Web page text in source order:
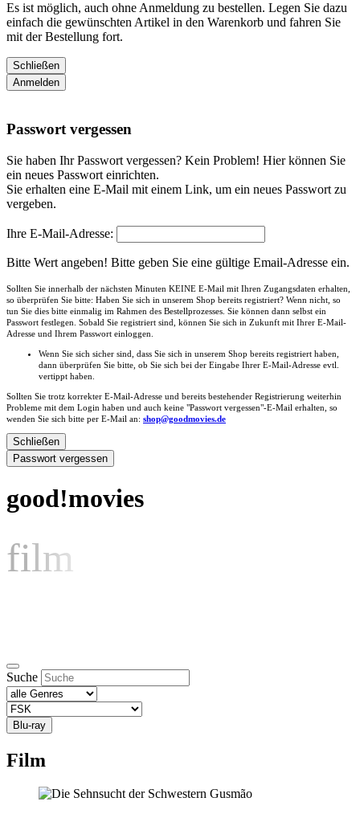
Es ist möglich, auch ohne Anmeldung zu bestellen. Legen Sie dazu
einfach die gewünschten Artikel in den Warenkorb und fahren Sie
mit der Bestellung fort.
Schließen
Anmelden
Passwort vergessen
Sie haben Ihr Passwort vergessen? Kein Problem! Hier können Sie
ein neues Passwort einrichten.
Sie erhalten eine E-Mail mit einem Link, um ein neues Passwort zu
vergeben.
Ihre E-Mail-Adresse:
Bitte Wert angeben! Bitte geben Sie eine gültige Email-Adresse ein.
Sollten Sie innerhalb der nächsten Minuten KEINE E-Mail mit Ihren Zugangsdaten erhalten,
so überprüfen Sie bitte: Haben Sie sich in unserem Shop bereits registriert? Wenn nicht, so
tun Sie dies bitte einmalig im Rahmen des Bestellprozesses. Sie können dann selbst ein
Passwort festlegen. Sobald Sie registriert sind, können Sie sich in Zukunft mit Ihrer E-Mail-
Adresse und Ihrem Passwort einloggen.
Wenn Sie sich sicher sind, dass Sie sich in unserem Shop bereits registriert haben,
dann überprüfen Sie bitte, ob Sie sich bei der Eingabe Ihrer E-Mail-Adresse evtl.
vertippt haben.
Sollten Sie trotz korrekter E-Mail-Adresse und bereits bestehender Registrierung weiterhin
Probleme mit dem Login haben und auch keine "Passwort vergessen"-E-Mail erhalten, so
wenden Sie sich bitte per E-Mail an: shop@goodmovies.de
Schließen
Passwort vergessen
good!movies
film
Suche
Blu-ray
Film